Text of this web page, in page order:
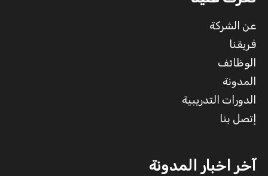
عن الشركة
فريقنا
الوظائف
المدونة
الدورات التدريبية
إتصل بنا
آخر اخبار المدونة